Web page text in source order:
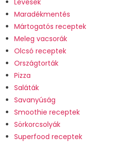
Maradékmentés
Mártogatós receptek
Meleg vacsorák
Olcsó receptek
Országtorták
Pizza
Saláták
Savanyúság
Smoothie receptek
Sörkorcsolyák
Superfood receptek